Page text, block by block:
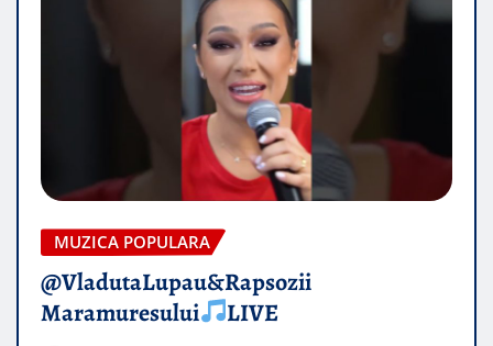
MUZICA POPULARA
@VladutaLupau&Rapsozii
Maramuresului
LIVE